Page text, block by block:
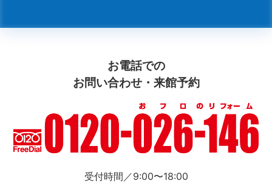
お電話での
お問い合わせ・来館予約
受付時間／9:00〜18:00